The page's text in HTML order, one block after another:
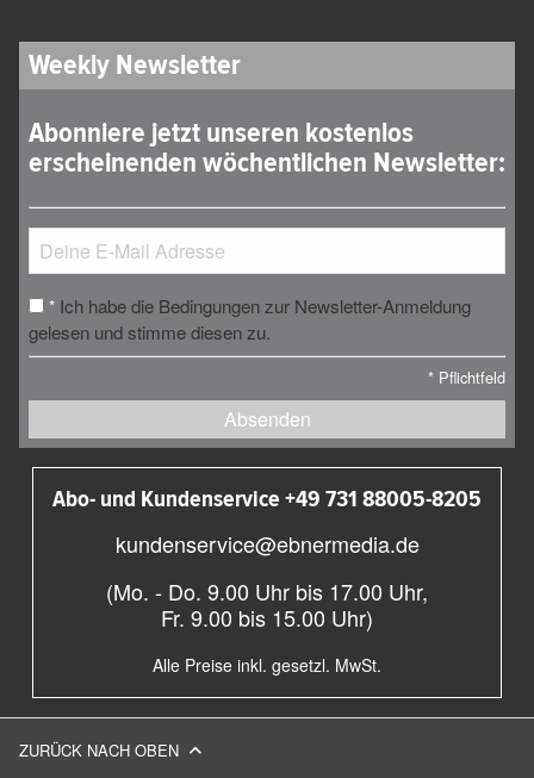
Weekly Newsletter
Abonniere jetzt unseren kostenlos
erscheinenden wöchentlichen Newsletter:
* Ich habe die Bedingungen zur Newsletter-Anmeldung
gelesen und stimme diesen zu.
* Pflichtfeld
Absenden
Abo- und Kundenservice +49 731 88005-8205
kundenservice@ebnermedia.de
(Mo. - Do. 9.00 Uhr bis 17.00 Uhr,
Fr. 9.00 bis 15.00 Uhr)
Alle Preise inkl. gesetzl. MwSt.
ZURÜCK NACH OBEN